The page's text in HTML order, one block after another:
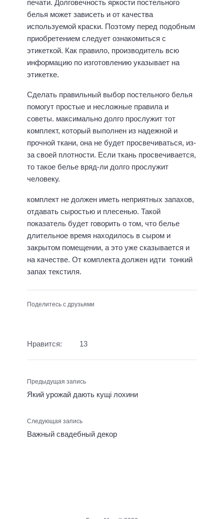
печати. Долговечность яркости постельного
белья может зависеть и от качества
используемой краски. Поэтому перед подобным
приобретением следует ознакомиться с
этикеткой. Как правило, производитель всю
информацию по изготовлению указывает на
этикетке.
Сделать правильный выбор постельного белья
помогут простые и несложные правила и
советы. максимально долго прослужит тот
комплект, который выполнен из надежной и
прочной ткани, она не будет просвечиваться, из-
за своей плотности. Если ткань просвечивается,
то такое белье вряд-ли долго прослужит
человеку.
комплект не должен иметь неприятных запахов,
отдавать сыростью и плесенью. Такой
показатель будет говорить о том, что белье
длительное время находилось в сыром и
закрытом помещении, а это уже сказывается и
на качестве. От комплекта должен идти тонкий
запах текстиля.
Поделитесь с друзьями
Нравится: 13
Предыдущая запись
Який урожай дають кущі лохини
Следующая запись
Важный свадебный декор